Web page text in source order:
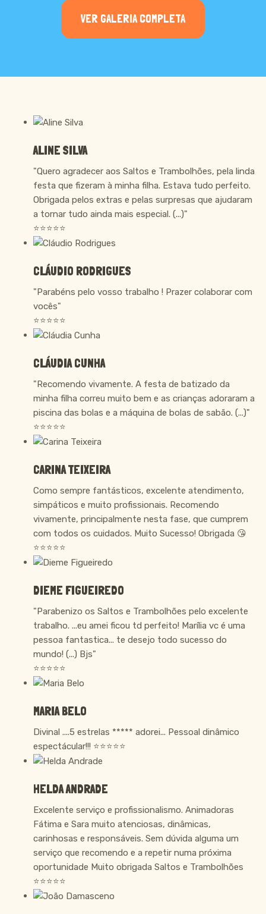
VER GALERIA COMPLETA
ALINE SILVA
"Quero agradecer aos Saltos e Trambolhões, pela linda
festa que fizeram à minha filha. Estava tudo perfeito.
Obrigada pelos extras e pelas surpresas que ajudaram
a tornar tudo ainda mais especial. (...)"
⭐⭐⭐⭐⭐
CLÁUDIO RODRIGUES
"Parabéns pelo vosso trabalho ! Prazer colaborar com
vocês"
⭐⭐⭐⭐⭐
CLÁUDIA CUNHA
"Recomendo vivamente. A festa de batizado da
minha filha correu muito bem e as crianças adoraram a
piscina das bolas e a máquina de bolas de sabão. (...)"
⭐⭐⭐⭐⭐
CARINA TEIXEIRA
Como sempre fantásticos, excelente atendimento,
simpáticos e muito profissionais. Recomendo
vivamente, principalmente nesta fase, que cumprem
com todos os cuidados. Muito Sucesso! Obrigada 😘
⭐⭐⭐⭐⭐
DIEME FIGUEIREDO
"Parabenizo os Saltos e Trambolhões pelo excelente
trabalho. ...eu amei ficou td perfeito! Marília vc é uma
pessoa fantastica... te desejo todo sucesso do
mundo! (...) Bjs"
⭐⭐⭐⭐⭐
MARIA BELO
Divinal ....5 estrelas ***** adorei... Pessoal dinâmico
espectácular!!! ⭐⭐⭐⭐⭐
HELDA ANDRADE
Excelente serviço e profissionalismo. Animadoras
Fátima e Sara muito atenciosas, dinâmicas,
carinhosas e responsáveis. Sem dúvida alguma um
serviço que recomendo e a repetir numa próxima
oportunidade Muito obrigada Saltos e Trambolhões
⭐⭐⭐⭐⭐